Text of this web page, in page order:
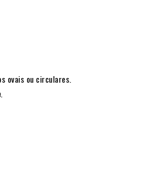
ovais ou circulares.
.